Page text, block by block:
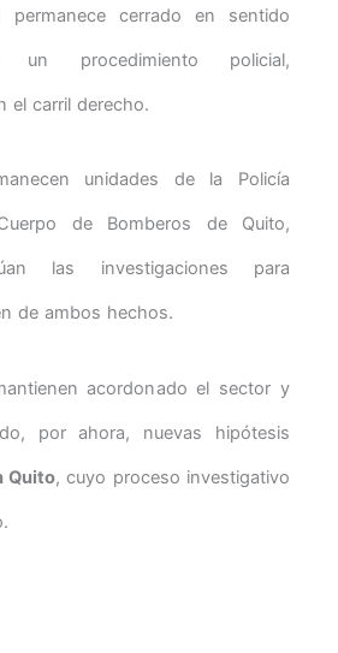
permanece cerrado en sentido
un procedimiento policial,
el carril derecho.
unidades de la Policía
de Bomberos de Quito,
las investigaciones para
de ambos hechos.
acordonado el sector y
por ahora, nuevas hipótesis
Quito, cuyo proceso investigativo